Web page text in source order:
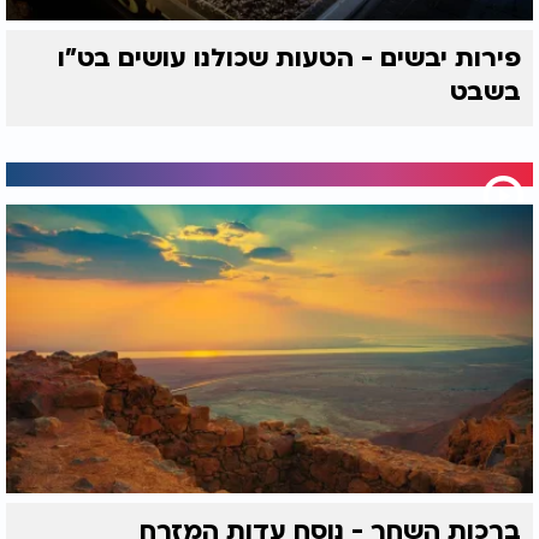
פירות יבשים - הטעות שכולנו עושים בט"ו
בשבט
ברכות השחר - נוסח עדות המזרח